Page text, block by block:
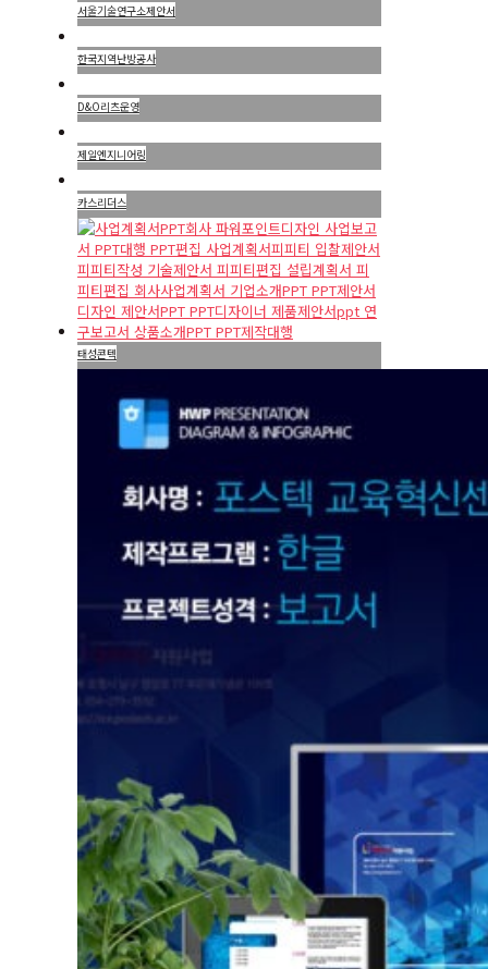
서울기술연구소제안서
한국지역난방공사
D&O리츠운영
제일엔지니어링
카스리더스
태성콘텍